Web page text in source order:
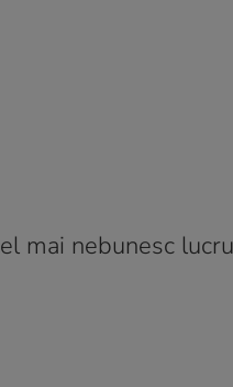
mai nebunesc